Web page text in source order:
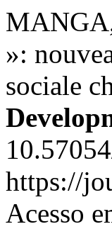
»:
sociale
https://
Acesso